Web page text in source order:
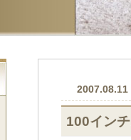
2007.08.11
100イン